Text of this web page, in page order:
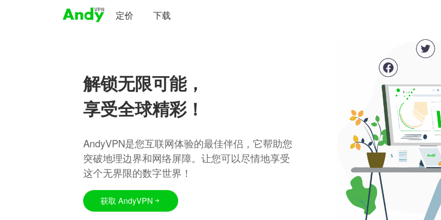
定价 下载
解锁无限可能，
享受全球精彩！
AndyVPN是您互联网体验的最佳伴侣，它帮助您
突破地理边界和网络屏障。让您可以尽情地享受
这个无界限的数字世界！
获取 AndyVPN